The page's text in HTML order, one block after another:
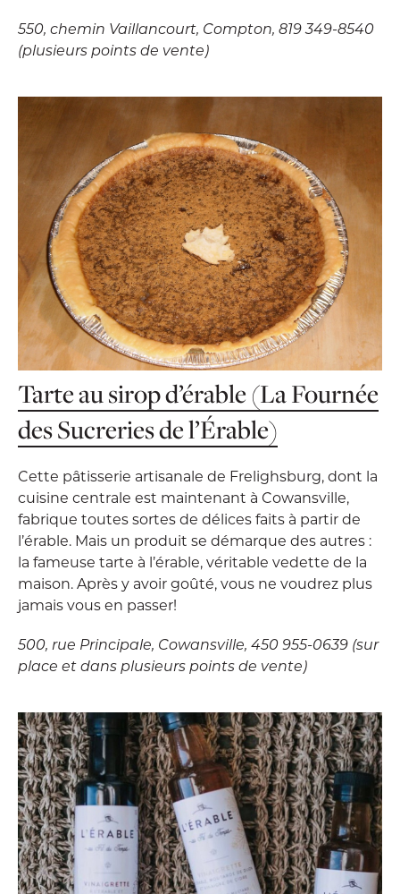
550, chemin Vaillancourt, Compton, 819 349-8540
(plusieurs points de vente)
Tarte au sirop d’érable (La Fournée
des Sucreries de l’Érable)
Cette pâtisserie artisanale de Frelighsburg, dont la
cuisine centrale est maintenant à Cowansville,
fabrique toutes sortes de délices faits à partir de
l’érable. Mais un produit se démarque des autres :
la fameuse tarte à l’érable, véritable vedette de la
maison. Après y avoir goûté, vous ne voudrez plus
jamais vous en passer!
500, rue Principale, Cowansville, 450 955-0639 (sur
place et dans plusieurs points de vente)